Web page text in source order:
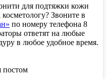
для подтяжки кожи
Звоните в
по номеру телефона 8
ответят на любые
в любое удобное время.
постом